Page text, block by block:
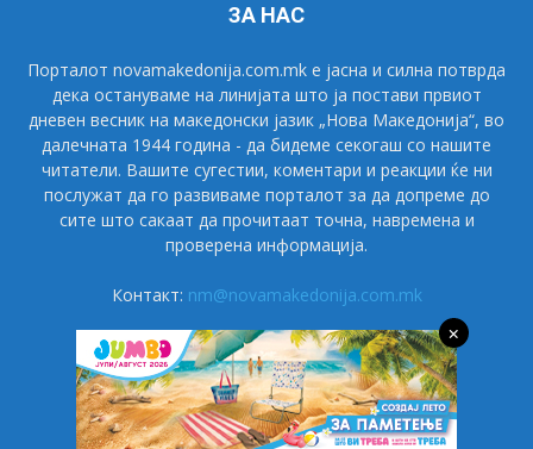
ЗА НАС
Порталот novamakedonija.com.mk е јасна и силна потврда
дека остануваме на линијата што ја постави првиот
дневен весник на македонски јазик „Нова Македонија“, во
далечната 1944 година - да бидеме секогаш со нашите
читатели. Вашите сугестии, коментари и реакции ќе ни
послужат да го развиваме порталот за да допреме до
сите што сакаат да прочитаат точна, навремена и
проверена информација.
Контакт: nm@novamakedonija.com.mk
СЛЕДЕТЕ НÈ
×